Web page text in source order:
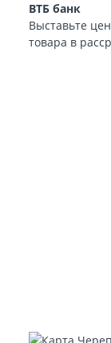
ВТБ банк
Выставьте
товара в